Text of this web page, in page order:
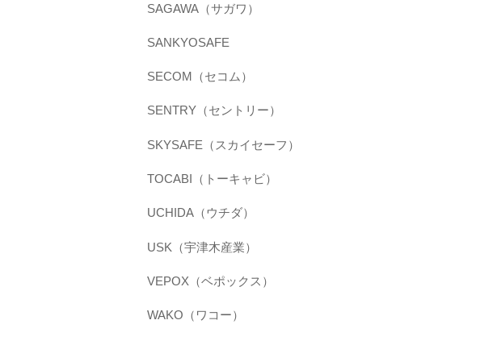
SAGAWA（サガワ）
SANKYOSAFE
SECOM（セコム）
SENTRY（セントリー）
SKYSAFE（スカイセーフ）
TOCABI（トーキャビ）
UCHIDA（ウチダ）
USK（宇津木産業）
VEPOX（ベポックス）
WAKO（ワコー）